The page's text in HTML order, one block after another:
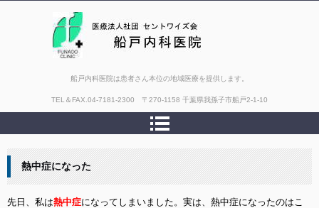
船戸内科医院は患者さん本位の地域医療を提供します。
TEL＆FAX. 04-7181-2300 〒270-1158 千葉県我孫子市船戸2-1-10
熱中症になった
先日、私は熱中症になってしまいました。実は、熱中症になったのはこ